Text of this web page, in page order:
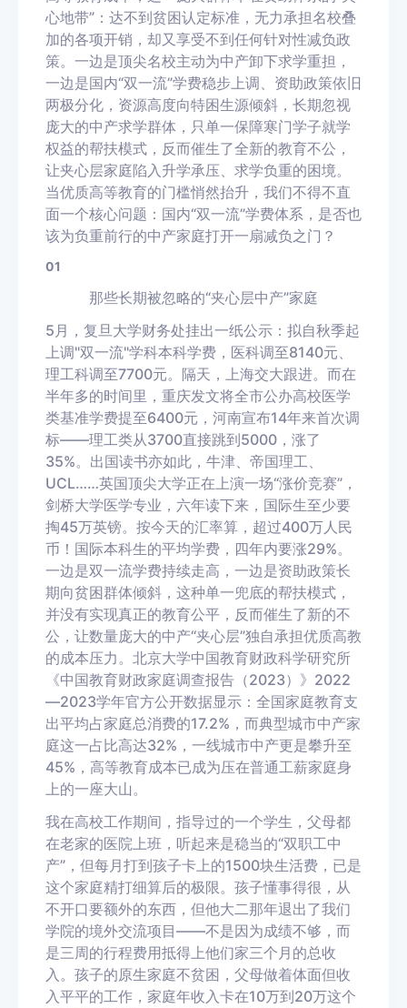
心地带”： 达不到贫困认定标准，无力承担名校叠
加的各项开销，却又享受不到任何针对性减负政
策。一边是顶尖名校主动为中产卸下求学重担，
一边是国内“双一流”学费稳步上调、资助政策依旧
两极分化，资源高度向特困生源倾斜，长期忽视
庞大的中产求学群体，只单一保障寒门学子就学
权益的帮扶模式，反而催生了全新的教育不公，
让夹心层家庭陷入升学承压、求学负重的困境。
当优质高等教育的门槛悄然抬升，我们不得不直
面一个核心问题： 国内“双一流”学费体系，是否也
该为负重前行的中产家庭打开一扇减负之门？
01
那些长期被忽略的“夹心层中产”家庭
5月，复旦大学财务处挂出一纸公示：拟自秋季起
上调"双一流"学科本科学费，医科调至8140元、
理工科调至7700元。隔天，上海交大跟进。而在
半年多的时间里，重庆发文将全市公办高校医学
类基准学费提至6400元，河南宣布14年来首次调
标——理工类从3700直接跳到5000，涨了
35%。出国读书亦如此，牛津、帝国理工、
UCL……英国顶尖大学正在上演一场“涨价竞赛”，
剑桥大学医学专业，六年读下来，国际生至少要
掏45万英镑。按今天的汇率算，超过400万人民
币！国际本科生的平均学费，四年内要涨29%。
一边是双一流学费持续走高，一边是资助政策长
期向贫困群体倾斜，这种单一兜底的帮扶模式，
并没有实现真正的教育公平，反而催生了新的不
公，让数量庞大的中产“夹心层”独自承担优质高教
的成本压力。北京大学中国教育财政科学研究所
《中国教育财政家庭调查报告（2023）》2022
—2023学年官方公开数据显示： 全国家庭教育支
出平均占家庭总消费的17.2%，而典型城市中产家
庭这一占比高达32%，一线城市中产更是攀升至
45% ，高等教育成本已成为压在普通工薪家庭身
上的一座大山。
我在高校工作期间，指导过的一个学生，父母都
在老家的医院上班，听起来是稳当的“双职工中
产”，但每月打到孩子卡上的1500块生活费，已是
这个家庭精打细算后的极限。孩子懂事得很，从
不开口要额外的东西，但他大二那年退出了我们
学院的境外交流项目——不是因为成绩不够，而
是三周的行程费用抵得上他们家三个月的总收
入。孩子的原生家庭不贫困，父母做着体面但收
入平平的工作，家庭年收入卡在10万到20万这个